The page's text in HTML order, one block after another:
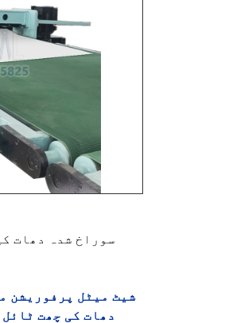
سوراخ شدہ دھات
شیٹ میٹل پرفوریشن
دھات کی چھت ٹائل